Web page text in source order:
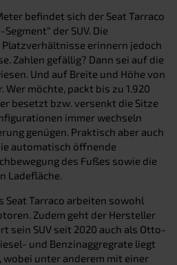
befindet sich der Seat Tarraco
der SUV. Die
erinnern jedoch
Zahlen gefällig? Dann sei auf die
Und auf Breite und Höhe von
Wer möchte, packt bis zu 1.920
besetzt bzw. versenkt die Sitze
immer wechseln
genügen. Praktisch aber auch
automatisch öffnende
des Fußes sowie die
Ladefläche.
Seat Tarraco arbeiten sowohl
Zudem geht der Hersteller
sein SUV seit 2020 auch als Otto-
und Benzinaggregrate liegt
wobei unter anderem mit einer